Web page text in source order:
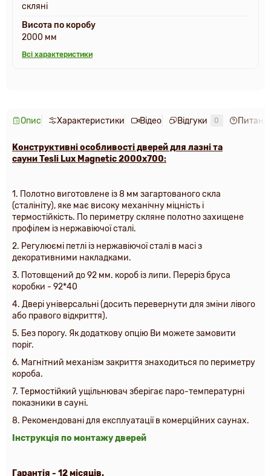
скляні
Висота по коробу
2000 мм
Всі характеристики
Опис Характеристики Відео Відгуки 0
Конструктивні особливості дверей для лазні та
сауниTesli Lux Magnetic 2000х700:
1. Полотно виготовлене із 8 мм загартованого скла
(сталініту), яке має високу механічну міцність і
термостійкість. По периметру скляне полотно захищене
профілем із нержавіючої сталі.
2. Регулюємі петлі із нержавіючої сталі в масі з
декоративними накладками.
3. Потовщений до 92 мм. короб із липи. Переріз бруса
коробки - 92*40
4. Двері універсальні (досить перевернути для зміни лівого
або правого відкриття).
5. Без порогу. Як додаткову опцію Ви можете замовити
поріг.
6. Магнітний механізм закриття знаходиться по периметру
короба.
7. Термостійкий ущільнювач зберігає паро-температурні
показники в сауні.
8. Рекомендовані для експлуатації в комерційних саунах.
Інструкція по монтажу дверей
Гарантія - 12 місяців.